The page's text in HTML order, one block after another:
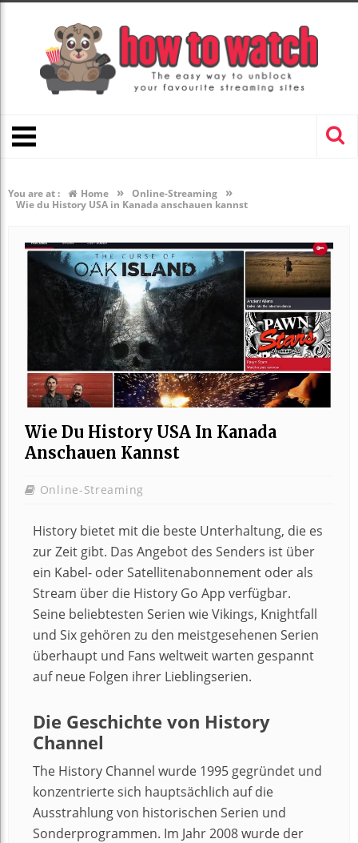
You are at : Home » Online-Streaming »
Wie du History USA in Kanada anschauen kannst
Wie Du History USA In Kanada
Anschauen Kannst
Online-Streaming
History bietet mit die beste Unterhaltung, die es
zur Zeit gibt. Das Angebot des Senders ist über
ein Kabel- oder Satellitenabonnement oder als
Stream über die History Go App verfügbar.
Seine beliebtesten Serien wie Vikings, Knightfall
und Six gehören zu den meistgesehenen Serien
überhaupt und Fans weltweit warten gespannt
auf neue Folgen ihrer Lieblingserien.
Die Geschichte von History
Channel
The History Channel wurde 1995 gegründet und
konzentrierte sich hauptsächlich auf die
Ausstrahlung von historischen Serien und
Sonderprogrammen. Im Jahr 2008 wurde der